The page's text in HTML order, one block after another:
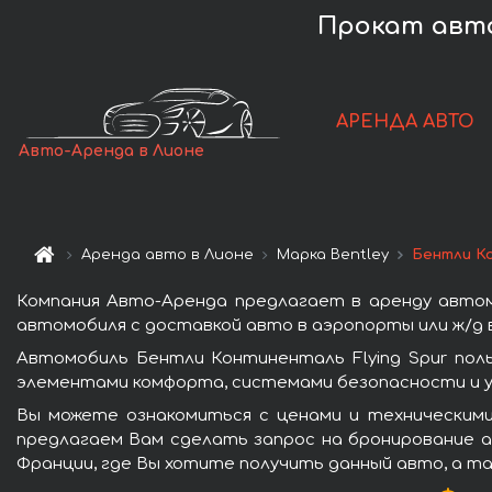
Прокат
Авто-Аренда в Лионе
АРЕНДА АВТО
Аренда авто в Лионе Марка Bentley Бентли
Компания Авто-Аренда предлагает в аренду
автомобиля с доставкой авто в аэропорты или ж/д
Автомобиль Бентли Континенталь Flying Spur
элементами комфорта, системами безопасности и
Вы можете ознакомиться с ценами и
предлагаем Вам сделать запрос на бронирование
Франции, где Вы хотите получить данный авто, а